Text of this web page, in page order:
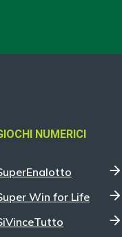
NUMERICI
Win for Life